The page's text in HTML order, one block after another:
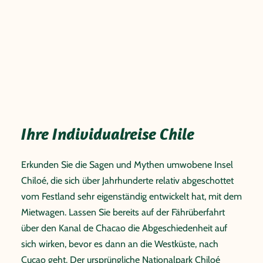
Ihre Individualreise Chile
Erkunden Sie die Sagen und Mythen umwobene Insel
Chiloé, die sich über Jahrhunderte relativ abgeschottet
vom Festland sehr eigenständig entwickelt hat, mit dem
Mietwagen. Lassen Sie bereits auf der Fährüberfahrt
über den Kanal de Chacao die Abgeschiedenheit auf
sich wirken, bevor es dann an die Westküste, nach
Cucao geht. Der ursprüngliche Nationalpark Chiloé